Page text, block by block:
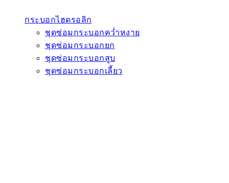
กระบอกไฮดรอลิก
ชุดซ่อมกระบอกคว่ำหงาย
ชุดซ่อมกระบอกยก
ชุดซ่อมกระบอกสูบ
ชุดซ่อมกระบอกเลี้ยว